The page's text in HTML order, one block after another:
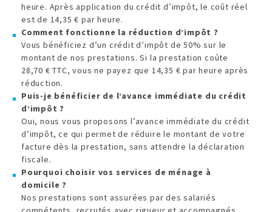
heure. Après application du crédit d’impôt, le coût réel
est de 14,35 € par heure.
Comment fonctionne la réduction d’impôt ?
Vous bénéficiez d’un crédit d’impôt de 50% sur le
montant de nos prestations. Si la prestation coûte
28,70 € TTC, vous ne payez que 14,35 € par heure après
réduction.
Puis-je bénéficier de l’avance immédiate du crédit
d’impôt ?
Oui, nous vous proposons l’avance immédiate du crédit
d’impôt, ce qui permet de réduire le montant de votre
facture dès la prestation, sans attendre la déclaration
fiscale.
Pourquoi choisir vos services de ménage à
domicile ?
Nos prestations sont assurées par des salariés